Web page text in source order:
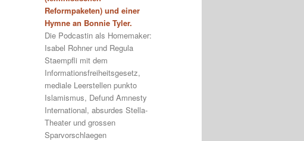
Reformpaketen) und einer
Hymne an Bonnie Tyler.
Die Podcastin als Homemaker:
Isabel Rohner und Regula
Staempfli mit dem
Informationsfreiheitsgesetz,
mediale Leerstellen punkto
Islamismus, Defund Amnesty
International, absurdes Stella-
Theater und grossen
Sparvorschlaegen